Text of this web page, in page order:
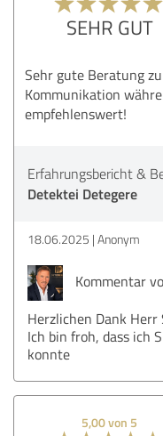
SEHR GUT
Sehr gute Beratung
Kommunikation
empfehlenswert!
Erfahrungsbericht &
Detektei Detegere
18.06.2025 Anonym
Kommentar
Herzlichen Dank Herr
Ich bin froh, dass ich
konnte
5,00 von 5